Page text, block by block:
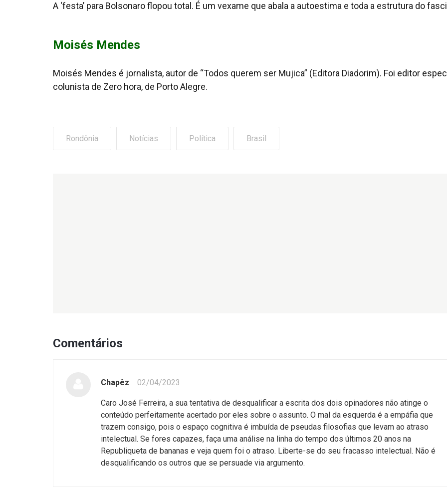
A ‘festa’ para Bolsonaro flopou total. É um vexame que abala a autoestima e toda a estrutura do
Moisés Mendes
Moisés Mendes é jornalista, autor de “Todos querem ser Mujica” (Editora Diadorim). Foi editor
colunista de Zero hora, de Porto Alegre.
Rondônia Notícias Política Brasil
Comentários
Chapêz 02/04/2023
Caro José Ferreira, a sua tentativa de desqualificar a escrita dos dois opinadores não atinge o
conteúdo perfeitamente acertado por eles sobre o assunto. O mal da esquerda é a empáfia que
trazem consigo, pois o espaço cognitiva é imbuída de pseudas filosofias que levam ao atraso
intelectual. Se fores capazes, faça uma análise na linha do tempo dos últimos 20 anos na
Republiqueta de bananas e veja quem foi o atraso. Liberte-se do seu fracasso intelectual. Não é
desqualificando os outros que se persuade via argumento.